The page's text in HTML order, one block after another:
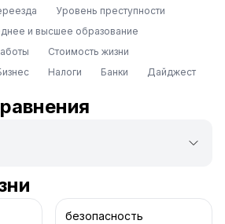
Уровень преступности
и высшее образование
Стоимость жизни
Налоги Банки Дайджест
безопасность